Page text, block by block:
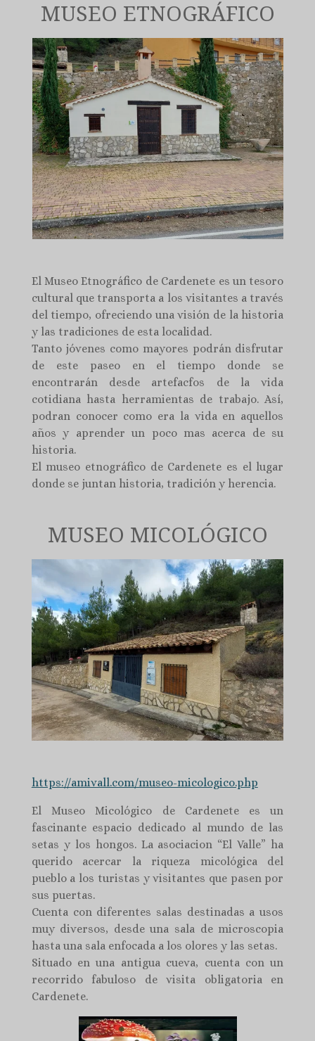
MUSEO ETNOGRÁFICO
El Museo Etnográfico de Cardenete es un tesoro
cultural que transporta a los visitantes a través
del tiempo, ofreciendo una visión de la historia
y las tradiciones de esta localidad.
Tanto jóvenes como mayores podrán disfrutar
de este paseo en el tiempo donde se
encontrarán desde artefacfos de la vida
cotidiana hasta herramientas de trabajo. Así,
podran conocer como era la vida en aquellos
años y aprender un poco mas acerca de su
historia.
El museo etnográfico de Cardenete es el lugar
donde se juntan historia, tradición y herencia.
MUSEO MICOLÓGICO
https://amivall.com/museo-micologico.php
El Museo Micológico de Cardenete es un
fascinante espacio dedicado al mundo de las
setas y los hongos. La asociacion “El Valle” ha
querido acercar la riqueza micológica del
pueblo a los turistas y visitantes que pasen por
sus puertas.
Cuenta con diferentes salas destinadas a usos
muy diversos, desde una sala de microscopia
hasta una sala enfocada a los olores y las setas.
Situado en una antigua cueva, cuenta con un
recorrido fabuloso de visita obligatoria en
Cardenete.